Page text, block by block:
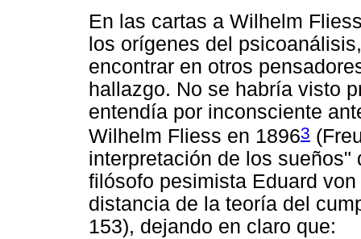
En las cartas a Wilhelm
los orígenes del
encontrar en otros
hallazgo. No se habría visto
entendía por inconsciente
Wilhelm Fliess en 18963
interpretación de los
filósofo pesimista Eduard
distancia de la teoría del
153), dejando en claro que: